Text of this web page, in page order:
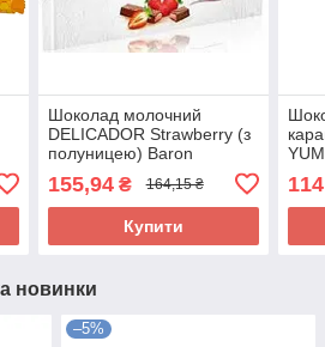
Шоколад молочний
DELICADOR Strawberry (з
полуницею) Baron
155,94₴ 164,15 ₴
Купити
114
новинки
–5%